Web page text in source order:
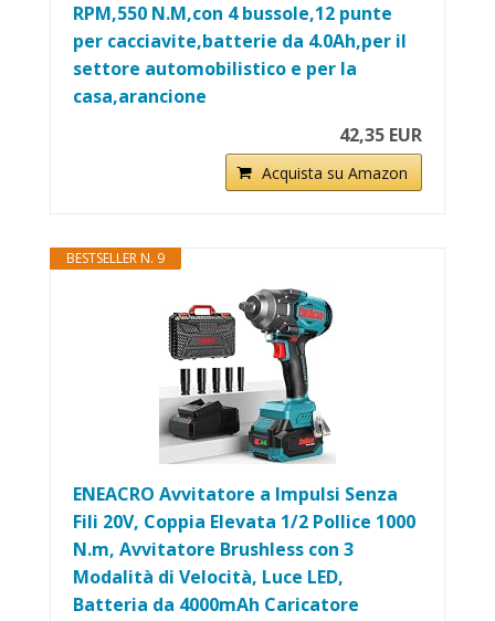
RPM,550 N.M,con 4 bussole,12 punte
per cacciavite,batterie da 4.0Ah,per il
settore automobilistico e per la
casa,arancione
42,35 EUR
Acquista su Amazon
BESTSELLER N. 9
ENEACRO Avvitatore a Impulsi Senza
Fili 20V, Coppia Elevata 1/2 Pollice 1000
N.m, Avvitatore Brushless con 3
Modalità di Velocità, Luce LED,
Batteria da 4000mAh Caricatore